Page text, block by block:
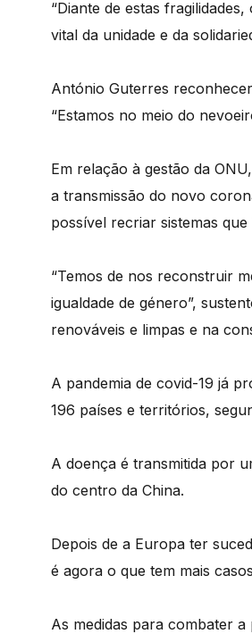
“Diante de estas
vital da unidade e da
António Guterres
“Estamos no meio do
Em relação à gestão da
a transmissão do novo
possível recriar sistemas
“Temos de nos reconstruir
igualdade de género”,
renováveis e limpas e na
A pandemia de covid-19 já
196 países e territórios,
A doença é transmitida por
do centro da China.
Depois de a Europa ter
é agora o que tem mais
As medidas para combater